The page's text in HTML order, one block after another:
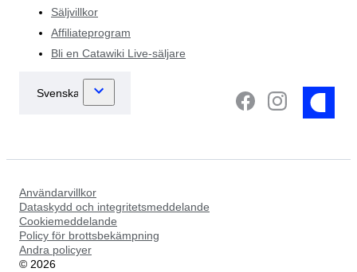
Säljvillkor
Affiliateprogram
Bli en Catawiki Live-säljare
Användarvillkor
Dataskydd och integritetsmeddelande
Cookiemeddelande
Policy för brottsbekämpning
Andra policyer
© 2026